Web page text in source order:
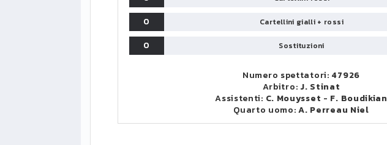
0
Cartellini gialli + rossi
0
Sostituzioni
Numero spettatori: 47926
Arbitro: J. Stinat
Assistenti: C. Mouysset - F. Boudikian
Quarto uomo:A. Perreau Niel